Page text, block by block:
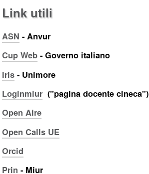
Link utili
ASN - Anvur
Cup Web - Governo italiano
Iris - Unimore
Loginmiur ("pagina docente cineca")
Open Aire
Open Calls UE
Orcid
Prin - Miur